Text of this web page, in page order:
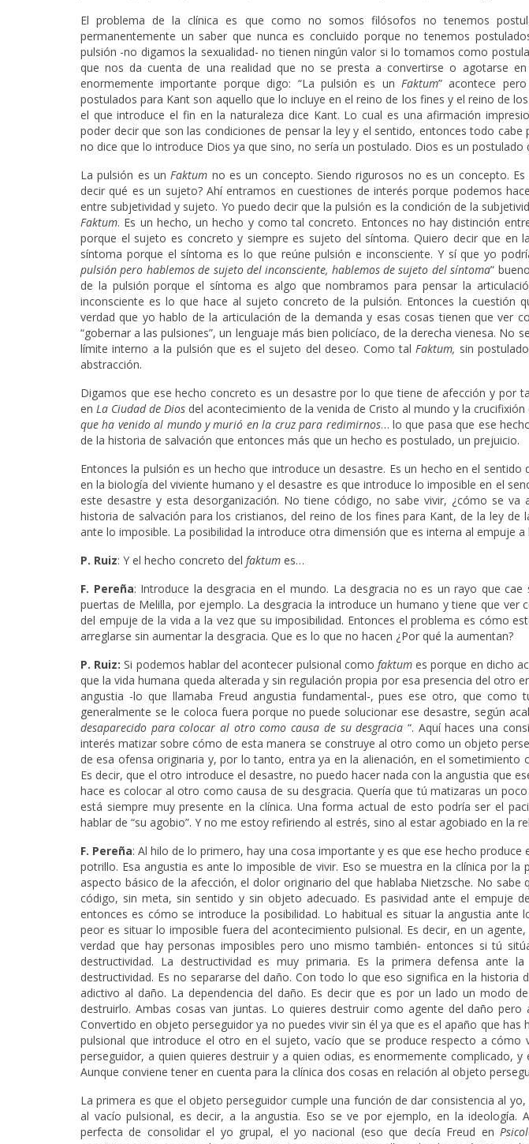
El problema de la clínica es que como no somos filósofos no tenemos
permanentemente un saber que nunca es concluido porque no tenemos
pulsión -no digamos la sexualidad- no tienen ningún valor si lo tomamos como
que nos da cuenta de una realidad que no se presta a convertirse o agotarse
enormemente importante porque digo: “La pulsión es unFaktum” acontece
postulados para Kant son aquello que lo incluye en el reino de los fines y el reino de
el que introduce el fin en la naturaleza dice Kant. Lo cual es una afirmación
poder decir que son las condiciones de pensar la ley y el sentido, entonces todo
no dice que lo introduce Dios ya que sino, no sería un postulado. Dios es un postulado
La pulsión es unFaktum no es un concepto. Siendo rigurosos no es un concepto.
decir qué es un sujeto? Ahí entramos en cuestiones de interés porque podemos
entre subjetividad y sujeto. Yo puedo decir que la pulsión es la condición de la
Faktum. Es un hecho, un hecho y como tal concreto. Entonces no hay distinción
porque el sujeto es concreto y siempre es sujeto del síntoma. Quiero decir que en
síntoma porque el síntoma es lo que reúne pulsión e inconsciente. Y sí que yo
pulsión pero hablemos de sujeto del inconsciente, hablemos de sujeto del síntoma”
de la pulsión porque el síntoma es algo que nombramos para pensar la
inconsciente es lo que hace al sujeto concreto de la pulsión. Entonces la cuestión
verdad que yo hablo de la articulación de la demanda y esas cosas tienen que ver
“gobernar a las pulsiones”, un lenguaje más bien policíaco, de la derecha vienesa. No
límite interno a la pulsión que es el sujeto del deseo. Como talFaktum, sin
abstracción.
Digamos que ese hecho concreto es un desastre por lo que tiene de afección y por
enLa Ciudad de Dios del acontecimiento de la venida de Cristo al mundo y la crucifixión
que ha venido al mundo y murió en la cruz para redimirnos… lo que pasa que ese
de la historia de salvación que entonces más que un hecho es postulado, un prejuicio.
Entonces la pulsión es un hecho que introduce un desastre. Es un hecho en el
en la biología del viviente humano y el desastre es que introduce lo imposible en el
este desastre y esta desorganización. No tiene código, no sabe vivir, ¿cómo se va
historia de salvación para los cristianos, del reino de los fines para Kant, de la ley de
ante lo imposible. La posibilidad la introduce otra dimensión que es interna al empuje a
P. Ruiz: Y el hecho concreto del faktum es…
F. Pereña: Introduce la desgracia en el mundo. La desgracia no es un rayo que
puertas de Melilla, por ejemplo. La desgracia la introduce un humano y tiene que ver
del empuje de la vida a la vez que su imposibilidad. Entonces el problema es cómo
arreglarse sin aumentar la desgracia. Que es lo que no hacen ¿Por qué la aumentan?
P. Ruiz: Si podemos hablar del acontecer pulsional comofaktum es porque en dicho
que la vida humana queda alterada y sin regulación propia por esa presencia del otro
angustia -lo que llamaba Freud angustia fundamental-, pues ese otro, que como
generalmente se le coloca fuera porque no puede solucionar ese desastre, según
desaparecido para colocar al otro como causa de su desgracia “. Aquí haces una
interés matizar sobre cómo de esta manera se construye al otro como un objeto
de esa ofensa originaria y, por lo tanto, entra ya en la alienación, en el sometimiento
Es decir, que el otro introduce el desastre, no puedo hacer nada con la angustia que
hace es colocar al otro como causa de su desgracia. Quería que tú matizaras un
está siempre muy presente en la clínica. Una forma actual de esto podría ser el
hablar de “su agobio”. Y no me estoy refiriendo al estrés, sino al estar agobiado en la
F. Pereña: Al hilo de lo primero, hay una cosa importante y es que ese hecho
potrillo. Esa angustia es ante lo imposible de vivir. Eso se muestra en la clínica por la
aspecto básico de la afección, el dolor originario del que hablaba Nietzsche. No sabe
código, sin meta, sin sentido y sin objeto adecuado. Es pasividad ante el empuje
entonces es cómo se introduce la posibilidad. Lo habitual es situar la angustia
peor es situar lo imposible fuera del acontecimiento pulsional. Es decir, en un
verdad que hay personas imposibles pero uno mismo también- entonces si tú
destructividad. La destructividad es muy primaria. Es la primera defensa ante
destructividad. Es no separarse del daño. Con todo lo que eso significa en la historia
adictivo al daño. La dependencia del daño. Es decir que es por un lado un modo
destruirlo. Ambas cosas van juntas. Lo quieres destruir como agente del daño
Convertido en objeto perseguidor ya no puedes vivir sin él ya que es el apaño que has
pulsional que introduce el otro en el sujeto, vacío que se produce respecto a cómo
perseguidor, a quien quieres destruir y a quien odias, es enormemente complicado,
Aunque conviene tener en cuenta para la clínica dos cosas en relación al objeto
La primera es que el objeto perseguidor cumple una función de dar consistencia al
al vacío pulsional, es decir, a la angustia. Eso se ve por ejemplo, en la ideología.
perfecta de consolidar el yo grupal, el yo nacional (eso que decía Freud en